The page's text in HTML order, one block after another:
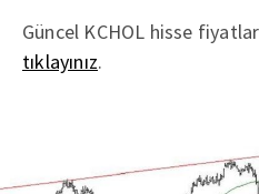
Güncel KCHOL hisse
tıklayınız.